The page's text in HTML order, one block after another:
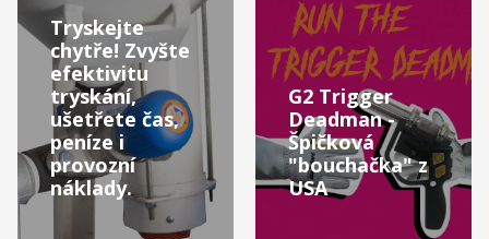
Tryskejte
chytře! Zvyšte
efektivitu
tryskání,
ušetřete čas,
peníze i
provozní
náklady.
G2 Trigger
Deadman -
Špičková
"bouchačka" z
USA